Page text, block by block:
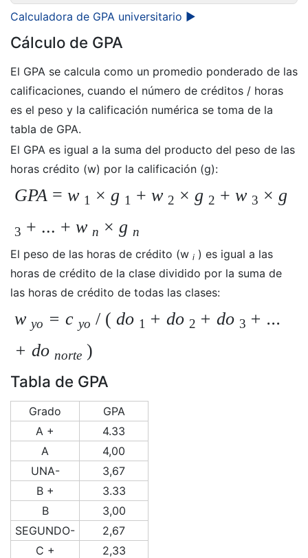
Calculadora de GPA universitario ►
Cálculo de GPA
El GPA se calcula como un promedio ponderado de las
calificaciones, cuando el número de créditos / horas
es el peso y la calificación numérica se toma de la
tabla de GPA.
El GPA es igual a la suma del producto del peso de las
horas crédito (w) por la calificación (g):
GPA = w 1 × g 1 + w 2 × g 2 + w 3 × g
3 + ... + w n × g n
El peso de las horas de crédito (w i ) es igual a las
horas de crédito de la clase dividido por la suma de
las horas de crédito de todas las clases:
w yo = c yo / ( do 1 + do 2 + do 3 + ...
+ do norte )
Tabla de GPA
Grado
GPA
A +
4.33
A
4,00
UNA-
3,67
B +
3.33
B
3,00
SEGUNDO-
2,67
C +
2,33